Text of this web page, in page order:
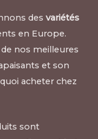
des variétés
en Europe.
de nos meilleures
et son
acheter chez
sont